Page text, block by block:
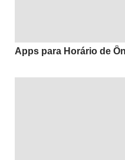
Apps para Horário de